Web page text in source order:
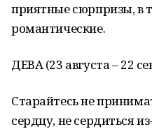
приятные сюрпризы, в
романтические.
ДЕВА (23 августа – 22
Старайтесь не
сердцу, не сердиться